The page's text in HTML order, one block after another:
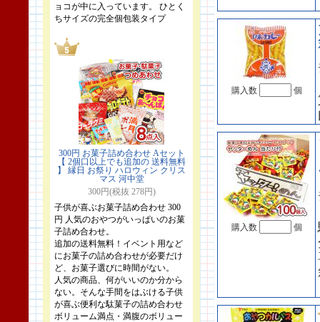
ョコが中に入っています。 ひとく
ちサイズの完全個包装タイプ
300円 お菓子詰め合わせ Aセット
【 2個口以上でも追加の 送料無料
】 縁日 お祭り ハロウィン クリス
マス 河中堂
300円(税抜 278円)
子供が喜ぶお菓子詰め合わせ 300
円 人気のおやつがいっぱいのお菓
子詰め合わせ。
追加の送料無料！イベント用など
にお菓子の詰め合わせが必要だけ
ど、お菓子選びに時間がない。
人気の商品、何がいいのか分から
ない。そんな手間をはぶける子供
が喜ぶ便利な駄菓子の詰め合わせ
ボリューム満点・満腹のボリュー
購入数 個
購入数 個